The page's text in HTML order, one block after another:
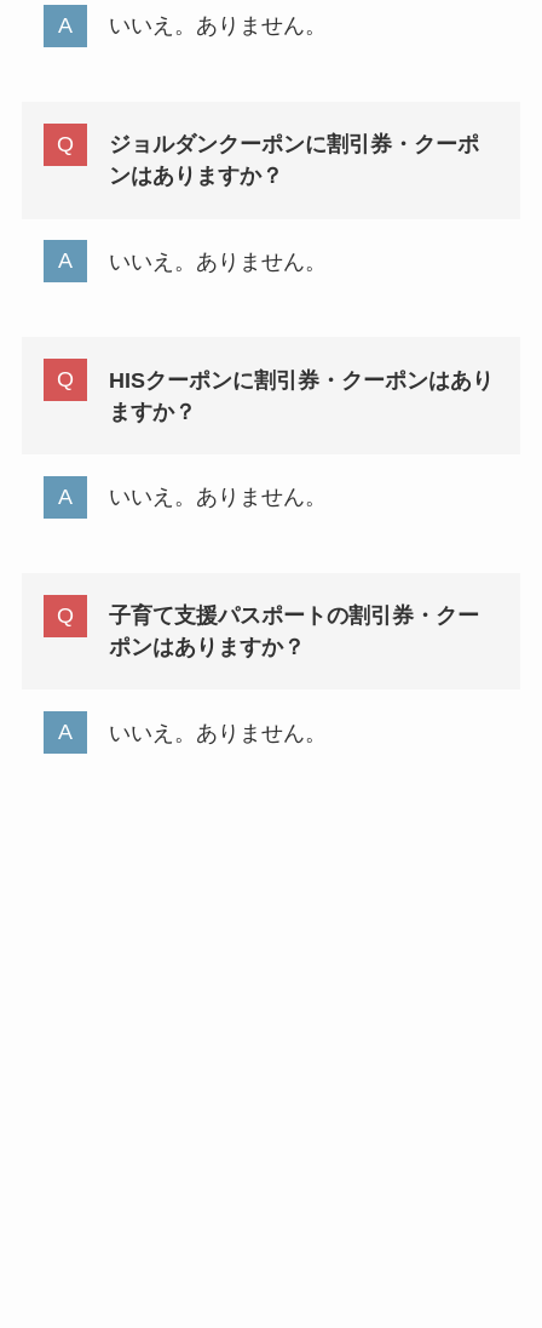
いいえ。ありません。
ジョルダンクーポンに割引券・クーポ
ンはありますか？
いいえ。ありません。
HISクーポンに割引券・クーポンはあり
ますか？
いいえ。ありません。
子育て支援パスポートの割引券・クー
ポンはありますか？
いいえ。ありません。